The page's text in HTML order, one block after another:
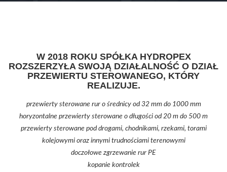
W 2018 ROKU SPÓŁKA HYDROPEX
ROZSZERZYŁA SWOJĄ DZIAŁALNOŚĆ O DZIAŁ
PRZEWIERTU STEROWANEGO, KTÓRY
REALIZUJE.
przewierty sterowane rur o średnicy od 32 mm do 1000 mm
horyzontalne przewierty sterowane o długości od 20 m do 500 m
przewierty sterowane pod drogami, chodnikami, rzekami, torami
kolejowymi oraz innymi trudnościami terenowymi
doczołowe zgrzewanie rur PE
kopanie kontrolek